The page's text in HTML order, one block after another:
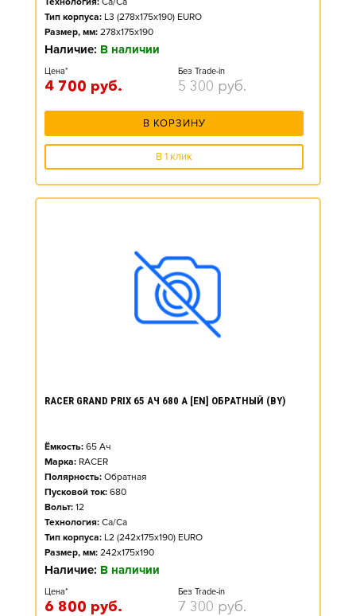
Тип корпуса: L3 (278x175x190) EURO
Размер, мм: 278x175x190
Наличие: В наличии
Цена*
4 700 руб.
Без Trade-in
5 300 руб.
В КОРЗИНУ
В 1 клик
RACER GRAND PRIX 65 АЧ 680 А [EN] ОБРАТНЫЙ (BY)
Ёмкость: 65 Ач
Марка: RACER
Полярность: Обратная
Пусковой ток: 680
Вольт: 12
Технология: Ca/Ca
Тип корпуса: L2 (242x175x190) EURO
Размер, мм: 242x175x190
Наличие: В наличии
Цена*
6 800 руб.
Без Trade-in
7 300 руб.